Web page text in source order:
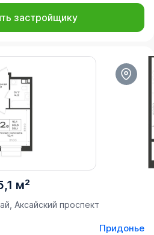
застройщику
м²
Аксайский проспект
Придонье